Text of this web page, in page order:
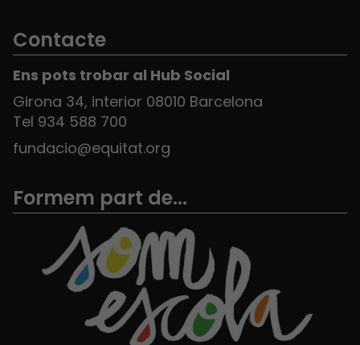
Contacte
Ens pots trobar al Hub Social
Girona 34, interior 08010 Barcelona
Tel 934 588 700
fundacio@equitat.org
Formem part de...